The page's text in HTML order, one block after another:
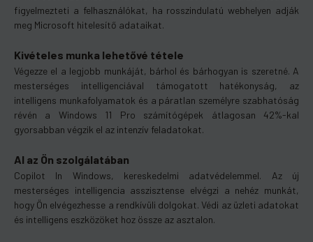
figyelmezteti a felhasználókat, ha rosszindulatú webhelyen adják
meg Microsoft hitelesítő adataikat.
Kivételes munka lehetővé tétele
Végezze el a legjobb munkáját, bárhol és bárhogyan is szeretné. A
mesterséges intelligenciával támogatott hatékonyság, az
intelligens munkafolyamatok és a páratlan személyre szabhatóság
révén a Windows 11 Pro számítógépek átlagosan 42%-kal
gyorsabban végzik el az intenzív feladatokat.
AI az Ön szolgálatában
Copilot In Windows, kereskedelmi adatvédelemmel. Az új
mesterséges intelligencia asszisztense elvégzi a nehéz munkát,
hogy Ön elvégezhesse a rendkívüli dolgokat. Védi az üzleti adatokat
és intelligens eszközöket hoz össze az asztalon.